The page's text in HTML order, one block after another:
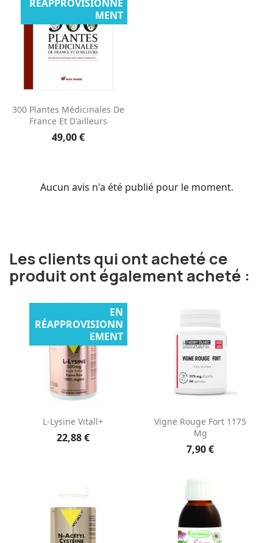
300 Plantes Médicinales De
France Et D'ailleurs
49,00 €
RÉAPPROVISIONNE
MENT
Aucun avis n'a été publié pour le moment.
Les clients qui ont acheté ce
produit ont également acheté :
L-Lysine Vitall+
22,88 €
EN
RÉAPPROVISIONN
EMENT
Vigne Rouge Fort 1175
Mg
7,90 €